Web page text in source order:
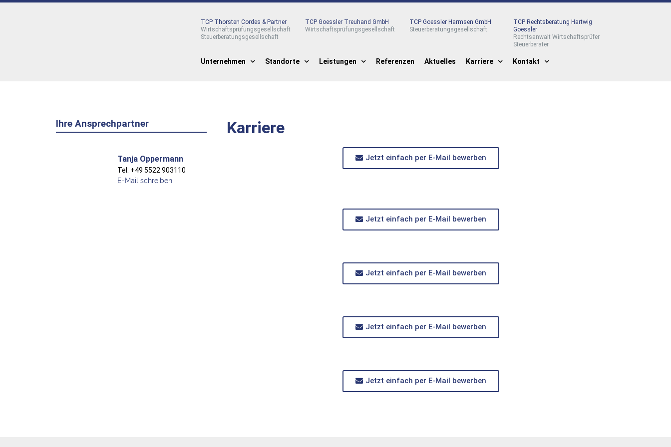
TCP Thorsten Cordes & Partner
Wirtschaftsprüfungsgesellschaft
Steuerberatungsgesellschaft
TCP Goessler Treuhand GmbH
Wirtschaftsprüfungsgesellschaft
TCP Goessler Harmsen GmbH
Steuerberatungsgesellschaft
TCP Rechtsberatung Hartwig
Goessler
Rechtsanwalt Wirtschaftsprüfer
Steuerberater
Unternehmen Standorte Leistungen Referenzen Aktuelles Karriere Kontakt
Ihre Ansprechpartner
Tanja Oppermann
Tel: +49 5522 903110
E-Mail schreiben
Karriere
Jetzt einfach per E-Mail bewerben
Jetzt einfach per E-Mail bewerben
Jetzt einfach per E-Mail bewerben
Jetzt einfach per E-Mail bewerben
Jetzt einfach per E-Mail bewerben